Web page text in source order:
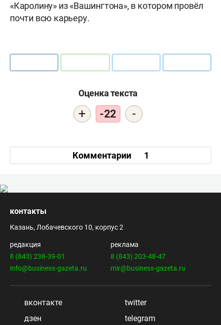
«Каролину» из «Вашингтона», в котором провёл
почти всю карьеру.
Оценка текста
+ -22 -
Комментарии 1
контакты
Казань, Лобачевского 10, корпус 2
редакция
8 (843) 238-39-01
info@business-gazeta.ru
реклама
8 (843) 203-48-47
mir@business-gazeta.ru
вконтакте
twitter
дзен
telegram